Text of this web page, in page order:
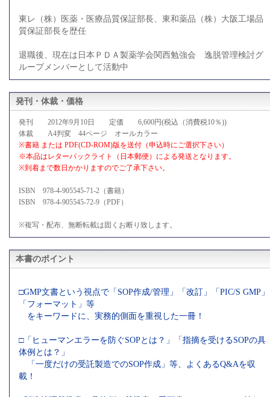
東レ（株）医薬・医療品質保証部長、東和薬品（株）大阪工場品
質保証部長を歴任
退職後、現在は日本ＰＤＡ製薬学会関西勉強会 逸脱管理検討グ
ループメンバーとして活動中
発刊・体裁・価格
発刊 2012年9月10日 定価 6,600円(税込（消費税10％))
体裁 A4判変 44ページ オールカラー
※書籍 または PDF(CD-ROM)版を送付（申込時にご選択下さい）
※本品はレターパックライト（日本郵便）による発送となります。
※到着まで数日かかりますのでご了承下さい。
ISBN 978-4-905545-71-2（書籍）
ISBN 978-4-905545-72-9（PDF）
※複写・配布、無断転載は固くお断り致します。
本書のポイント
□GMP文書という視点で「SOP作成/管理」「改訂」「PIC/S GMP」
「フォーマット」等
をキーワードに、実務的側面を重視した一冊！
□「ヒューマンエラーを防ぐSOPとは？」「指摘を受けるSOPの具
体例とは？」
「一度だけの受託製造でのSOP作成」等、よくあるQ&Aを収
載！